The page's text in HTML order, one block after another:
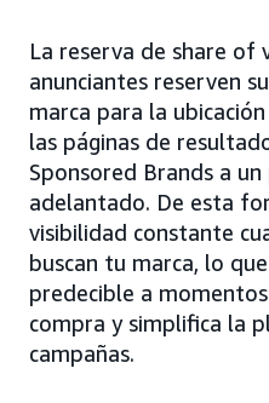
La reserva de share of
anunciantes reserven
marca para la
las páginas de
Sponsored Brands a
adelantado. De esta
visibilidad constante
buscan tu marca, lo
predecible a
compra y simplifica la
campañas.